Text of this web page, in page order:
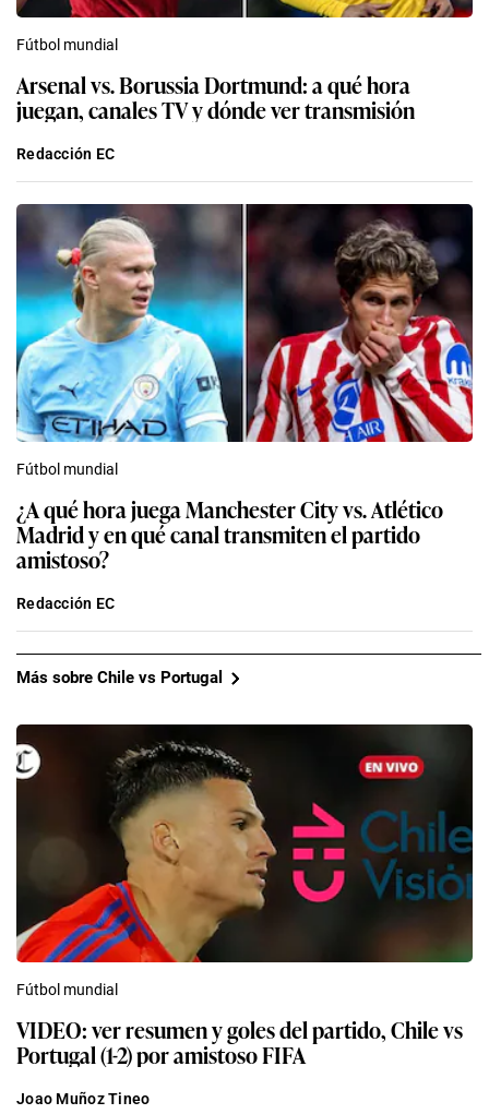
Fútbol mundial
Arsenal vs. Borussia Dortmund: a qué hora
juegan, canales TV y dónde ver transmisión
Redacción EC
Fútbol mundial
¿A qué hora juega Manchester City vs. Atlético
Madrid y en qué canal transmiten el partido
amistoso?
Redacción EC
Más sobre Chile vs Portugal
Fútbol mundial
VIDEO: ver resumen y goles del partido, Chile vs
Portugal (1-2) por amistoso FIFA
Joao Muñoz Tineo